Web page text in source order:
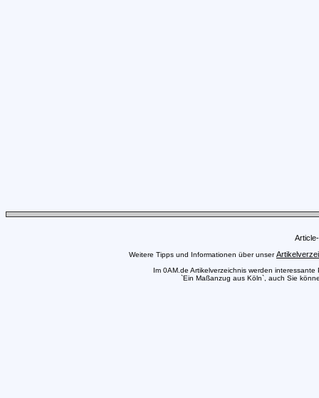
Weitere Tipps und Informationen über unser
Im 0AM.de Artikelverzeichnis werden
`Ein Maßanzug aus Köln`, auch Sie